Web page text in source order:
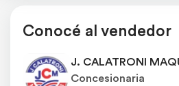
Conocé al vendedor
J. CALATRONI
Concesionaria